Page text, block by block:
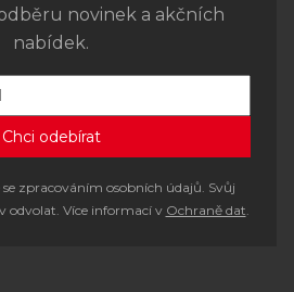
novinek a akčních
nabídek.
zpracováním osobních údajů. Svůj
odvolat. Více informací v Ochraně dat.